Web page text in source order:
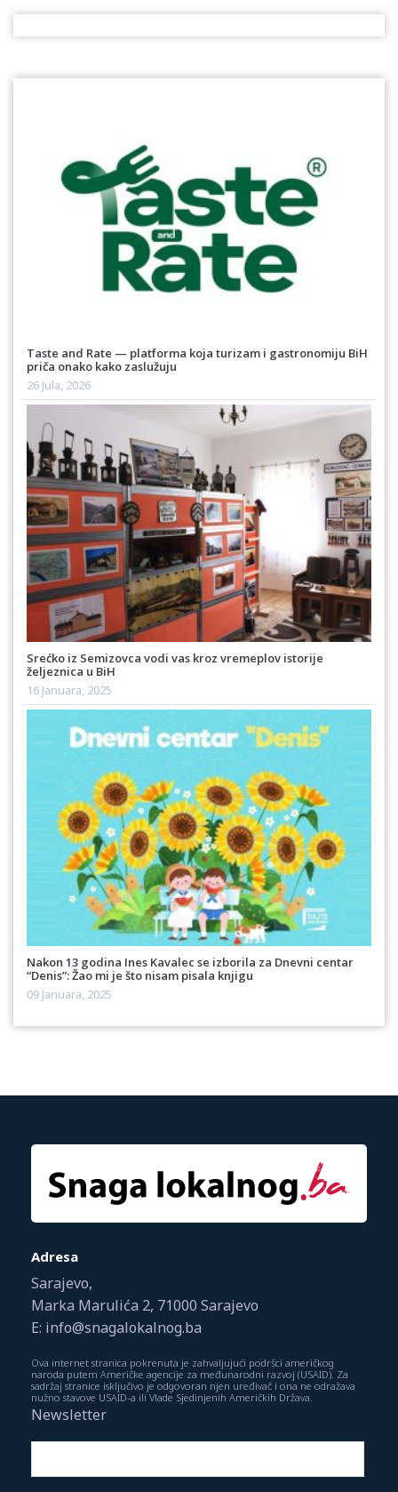
Taste and Rate — platforma koja turizam i gastronomiju BiH
priča onako kako zaslužuju
26 Jula, 2026
Srećko iz Semizovca vodi vas kroz vremeplov istorije
željeznica u BiH
16 Januara, 2025
Nakon 13 godina Ines Kavalec se izborila za Dnevni centar
“Denis”: Žao mi je što nisam pisala knjigu
09 Januara, 2025
Adresa
Sarajevo,
Marka Marulića 2, 71000 Sarajevo
E: info@snagalokalnog.ba
Ova internet stranica pokrenuta je zahvaljujući podršci američkog
naroda putem Američke agencije za međunarodni razvoj (USAID). Za
sadržaj stranice isključivo je odgovoran njen uređivač i ona ne odražava
nužno stavove USAID-a ili Vlade Sjedinjenih Američkih Država.
Newsletter